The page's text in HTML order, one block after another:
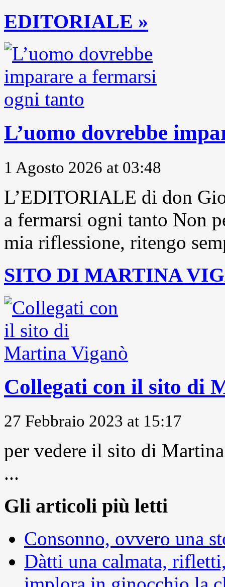
EDITORIALE »
L’uomo dovrebbe
1 Agosto 2026 at 03:48
L’EDITORIALE di don
a fermarsi ogni tanto Non
mia riflessione, ritengo
SITO DI MARTINA
Collegati con il sito di
27 Febbraio 2023 at 15:17
per vedere il sito di
...
Gli articoli più letti
Consonno, ovvero una
Dàtti una calmata,